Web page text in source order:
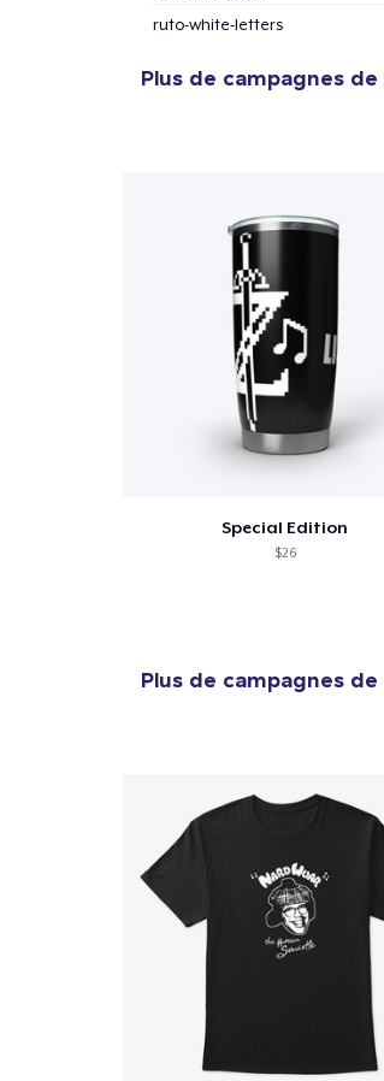
ruto-white-letters
Plus de campagnes de
Special Edition
$26
Plus de campagnes de